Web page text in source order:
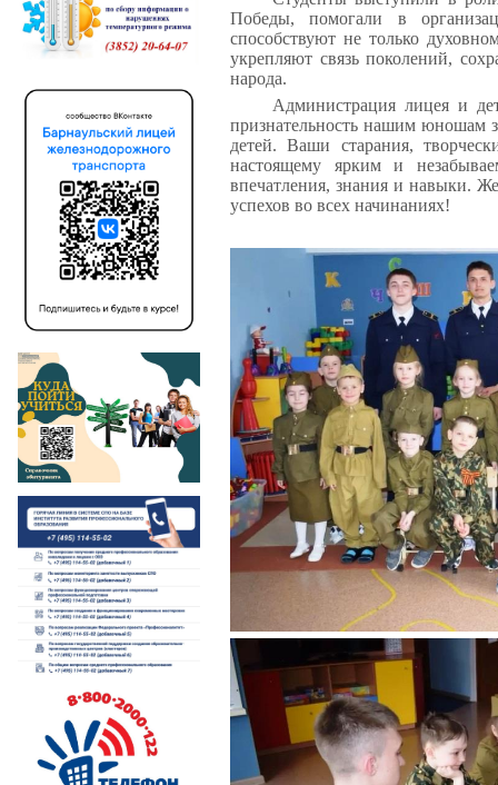
Победы, помогали в
способствуют не только
укрепляют связь поколений,
народа.
Администрация лицея и
признательность нашим юношам
детей. Ваши старания,
настоящему ярким и
впечатления, знания и навыки.
успехов во всех начинаниях!